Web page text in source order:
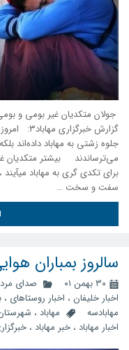
جولان متکدیان غیر بومی و
گزارش
جلوه زشتی به مهاباد داده‌اند
می‌ترساندند بیشتر متکدیان
برای تکدی گری به مهاباد
سفت و سخت …
سالروز بمباران
۳۰ بهمن ۰۱ صدای
اخبار خلیفان ، اخبار روستاهای ،
مهابادسه
مهاباد ،
اخبار مهاباد ، خبر مهاباد ،